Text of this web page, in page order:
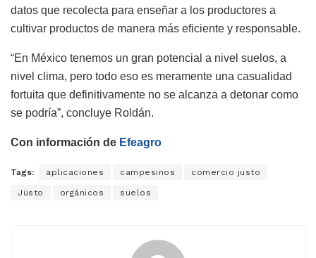
datos que recolecta para enseñar a los productores a
cultivar productos de manera más eficiente y responsable.
“En México tenemos un gran potencial a nivel suelos, a
nivel clima, pero todo eso es meramente una casualidad
fortuita que definitivamente no se alcanza a detonar como
se podría”, concluye Roldán.
Con información de Efeagro
Tags: aplicaciones campesinos comercio justo
Jüsto orgánicos suelos